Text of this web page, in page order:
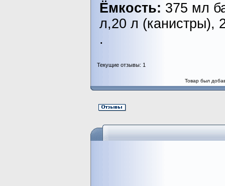
Ёмкость: 375 мл
л,20 л (канистры),
.
Текущие отзывы: 1
Товар был